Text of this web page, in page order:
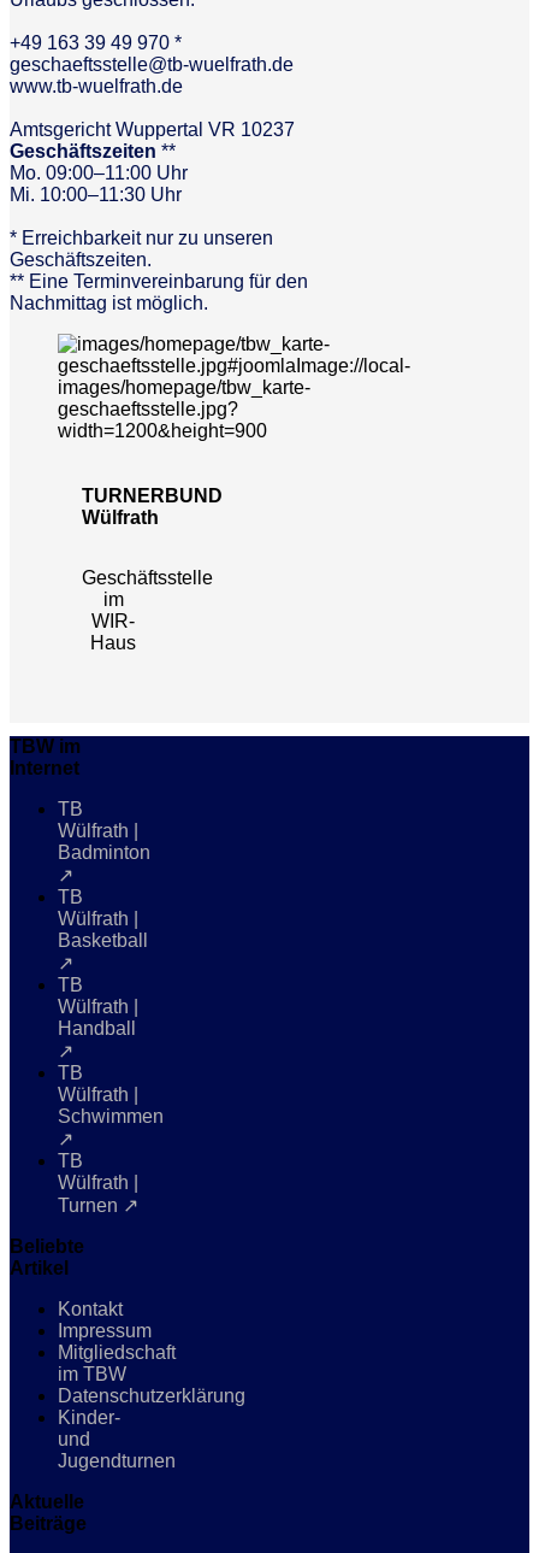
+49 163 39 49 970 *
geschaeftsstelle@tb-wuelfrath.de
www.tb-wuelfrath.de
Amtsgericht Wuppertal VR 10237
Geschäftszeiten **
Mo. 09:00–11:00 Uhr
Mi. 10:00–11:30 Uhr
* Erreichbarkeit nur zu unseren
Geschäftszeiten.
** Eine Terminvereinbarung für den
Nachmittag ist möglich.
TURNERBUND
Wülfrath
Geschäftsstelle
im
WIR-
Haus
TBW im
Internet
TB
Wülfrath |
Badminton
↗
TB
Wülfrath |
Basketball
↗
TB
Wülfrath |
Handball
↗
TB
Wülfrath |
Schwimmen
↗
TB
Wülfrath |
Turnen ↗
Beliebte
Artikel
Kontakt
Impressum
Mitgliedschaft
im TBW
Datenschutzerklärung
Kinder-
und
Jugendturnen
Aktuelle
Beiträge